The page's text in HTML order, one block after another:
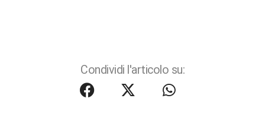
Condividi l'articolo su: